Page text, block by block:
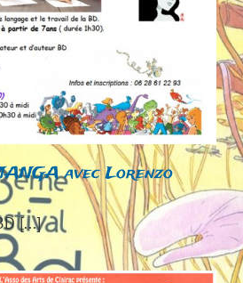
avec Lorenzo
[...]